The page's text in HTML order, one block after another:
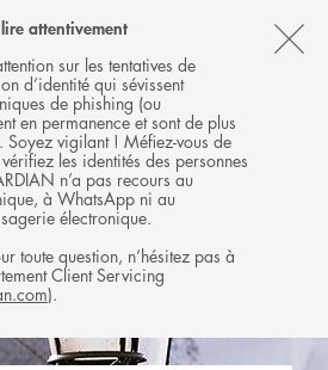
attentivement
sur les tentatives de
d’identité qui sévissent
de phishing (ou
en permanence et sont de plus
Soyez vigilant ! Méfiez-vous de
les identités des personnes
n’a pas recours au
à WhatsApp ni au
électronique.
toute question, n’hésitez pas à
Client Servicing
).
MENU